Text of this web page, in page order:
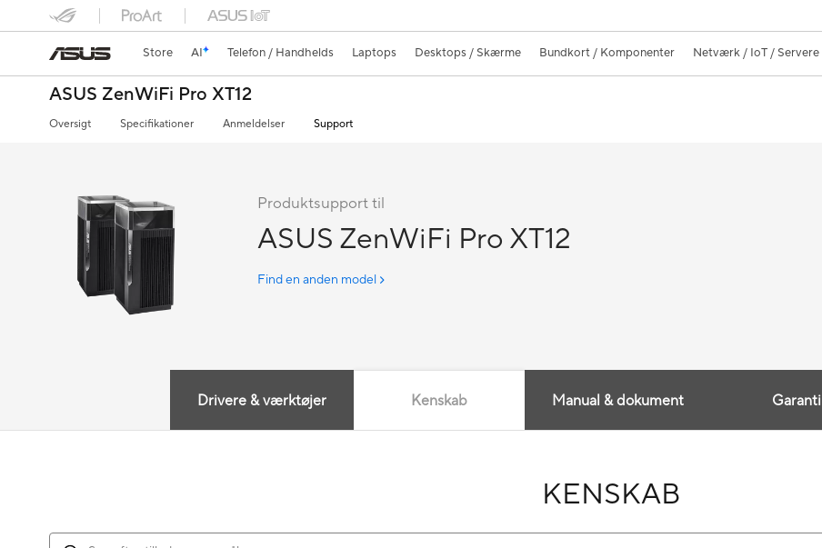
Store AI Telefon / Handhelds Laptops Desktops / Skærme Bundkort / Komponenter Netværk / IoT / Servere
ASUS ZenWiFi Pro XT12
Oversigt Specifikationer Anmeldelser Support
Produktsupport til
ASUS ZenWiFi Pro XT12
Find en anden model
Drivere & værktøjer Kenskab Manual & dokument Garanti
KENSKAB